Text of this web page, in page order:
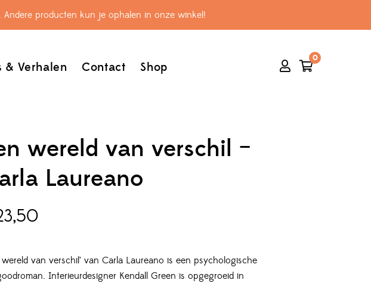
producten kun je ophalen in onze winkel!
& Verhalen Contact Shop
0
wereld van verschil –
Laureano
wereld van verschil’ van Carla Laureano is een psychologische
Interieurdesigner Kendall Green is opgegroeid in